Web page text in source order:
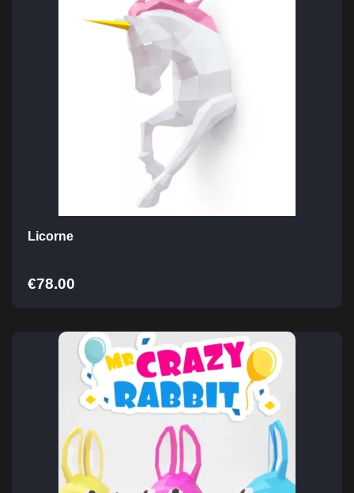
Licorne
€78.00